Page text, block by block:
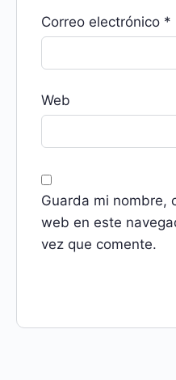
Correo electrónico *
Web
Guarda mi nombre,
web en este
vez que comente.